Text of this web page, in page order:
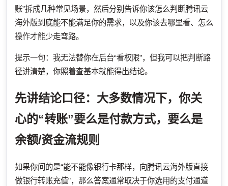
账”拆成几种常见场景，然后分别告诉你该怎么判断腾讯云
海外版到底能不能满足你的需求，以及你该去哪里看、怎么
操作才能少走弯路。
提示一句：我无法替你在后台“看权限”，但我可以把判断路
径讲清楚，你照着查基本就能得出结论。
先讲结论口径：大多数情况下，你关
心的“转账”要么是付款方式，要么是
余额/资金流规则
如果你问的是“能不能像银行卡那样，向腾讯云海外版直接
做银行转账充值”，那么答案通常取决于你选用的支付通道